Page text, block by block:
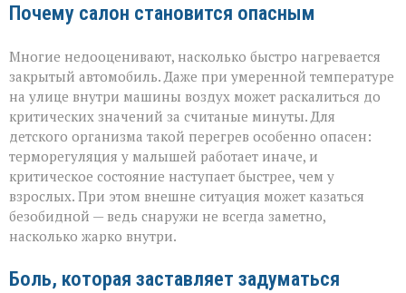
Почему салон становится опасным
Многие недооценивают, насколько быстро нагревается
закрытый автомобиль. Даже при умеренной температуре
на улице внутри машины воздух может раскалиться до
критических значений за считаные минуты. Для
детского организма такой перегрев особенно опасен:
терморегуляция у малышей работает иначе, и
критическое состояние наступает быстрее, чем у
взрослых. При этом внешне ситуация может казаться
безобидной — ведь снаружи не всегда заметно,
насколько жарко внутри.
Боль, которая заставляет задуматься